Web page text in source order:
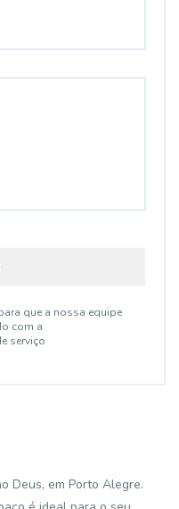
que a nossa equipe
com a
serviço
Deus, em Porto Alegre.